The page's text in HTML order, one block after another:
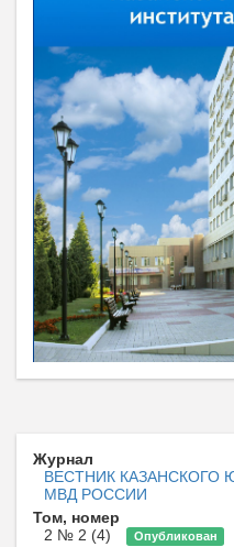
Журнал
ВЕСТНИК КАЗАНСКОГО
МВД РОССИИ
Том, номер
2 № 2 (4)
Опубликован